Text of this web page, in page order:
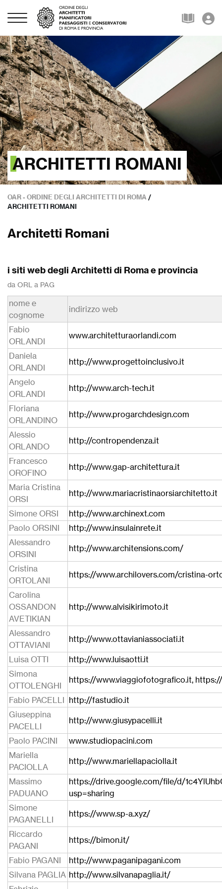
ARCHITETTI ROMANI
OAR - ORDINE DEGLI ARCHITETTI DI ROMA /
ARCHITETTI ROMANI
Architetti Romani
i siti web degli Architetti di Roma e provincia
da ORL a PAG
nome e
cognome
indirizzo web
Fabio
ORLANDI
www.architetturaorlandi.com
Daniela
ORLANDI
http://www.progettoinclusivo.it
Angelo
ORLANDI
http://www.arch-tech.it
Floriana
ORLANDINO
http://www.progarchdesign.com
Alessio
ORLANDO
http://contropendenza.it
Francesco
OROFINO
http://www.gap-architettura.it
Maria Cristina
ORSI
http://www.mariacristinaorsiarchitetto.it
Simone ORSI
http://www.archinext.com
Paolo ORSINI
http://www.insulainrete.it
Alessandro
ORSINI
http://www.architensions.com/
Cristina
ORTOLANI
https://www.archilovers.com/cristina-
Carolina
OSSANDON
AVETIKIAN
http://www.alvisikirimoto.it
Alessandro
OTTAVIANI
http://www.ottavianiassociati.it
Luisa OTTI
http://www.luisaotti.it
Simona
OTTOLENGHI
https://www.viaggiofotografico.it,
Fabio PACELLI http://fastudio.it
Giuseppina
PACELLI
http://www.giusypacelli.it
Paolo PACINI
www.studiopacini.com
Mariella
PACIOLLA
http://www.mariellapaciolla.it
Massimo
PADUANO
https://drive.google.com/file/d/
usp=sharing
Simone
PAGANELLI
https://www.sp-a.xyz/
Riccardo
PAGANI
https://bimon.it/
Fabio PAGANI
http://www.paganipagani.com
Silvana PAGLIA http://www.silvanapaglia.it/